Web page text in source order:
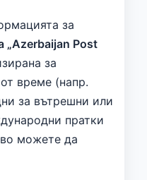
за
„Azerbaijan Post
за
време (напр.
за вътрешни или
пратки
можете да